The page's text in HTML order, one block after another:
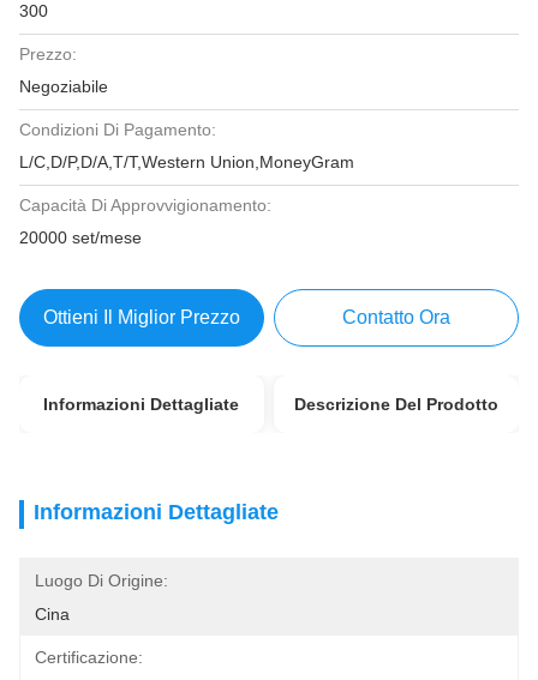
300
Prezzo:
Negoziabile
Condizioni Di Pagamento:
L/C,D/P,D/A,T/T,Western Union,MoneyGram
Capacità Di Approvvigionamento:
20000 set/mese
Ottieni Il Miglior Prezzo Contatto Ora
Informazioni Dettagliate Descrizione Del Prodotto
Informazioni Dettagliate
Luogo Di Origine:
Cina
Certificazione: